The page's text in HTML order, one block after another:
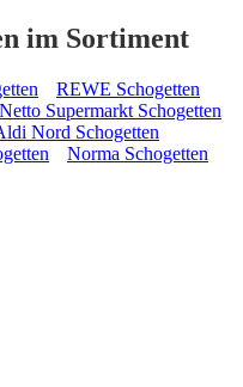
im Sortiment
REWE Schogetten
Netto Supermarkt Schogetten
Nord Schogetten
Norma Schogetten